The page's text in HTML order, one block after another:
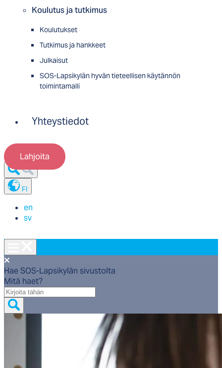
Koulutus ja tutkimus
Koulutukset
Tutkimus ja hankkeet
Julkaisut
SOS-Lapsikylän hyvän tieteellisen käytännön
toimintamalli
Yhteystiedot
Lahjoita
FI
en
sv
Hae SOS-Lapsikylän sivustolta
Mitä haet?
Mitä
haet?